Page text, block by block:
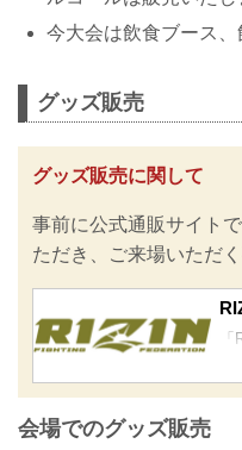
今大会は飲食ブース、
グッズ販売
グッズ販売に関して
事前に公式通販サイト
ただき、ご来場いただ
競
会場でのグッズ販売